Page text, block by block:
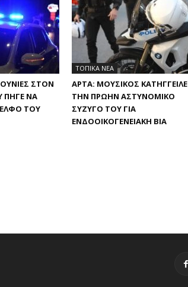
ΣΤΟΝ
ΠΉΓΕ ΝΑ
ΤΟΥ
ΤΟΠΙΚΑ ΝΕΑ
ΆΡΤΑ: ΜΟΥΣΙΚΌΣ ΚΑΤΉΓΓΕΙΛΕ
ΤΗΝ ΠΡΏΗΝ ΑΣΤΥΝΟΜΙΚΌ
ΣΎΖΥΓΌ ΤΟΥ ΓΙΑ
ΕΝΔΟΟΙΚΟΓΕΝΕΙΑΚΉ ΒΊΑ